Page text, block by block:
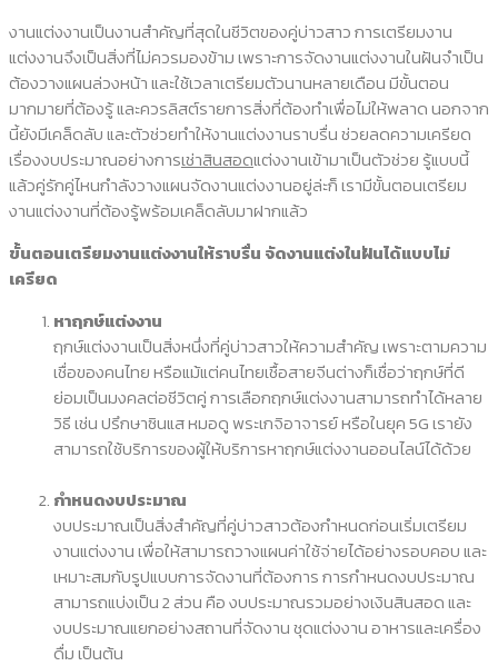
งานแต่งงานเป็นงานสำคัญที่สุดในชีวิตของคู่บ่าวสาว การเตรียมงาน
แต่งงานจึงเป็นสิ่งที่ไม่ควรมองข้าม เพราะการจัดงานแต่งงานในฝันจำเป็น
ต้องวางแผนล่วงหน้า และใช้เวลาเตรียมตัวนานหลายเดือน มีขั้นตอน
มากมายที่ต้องรู้ และควรลิสต์รายการสิ่งที่ต้องทำเพื่อไม่ให้พลาด นอกจาก
นี้ยังมีเคล็ดลับ และตัวช่วยทำให้งานแต่งงานราบรื่น ช่วยลดความเครียด
เรื่องงบประมาณอย่างการเช่าสินสอดแต่งงานเข้ามาเป็นตัวช่วย รู้แบบนี้
แล้วคู่รักคู่ไหนกำลังวางแผนจัดงานแต่งงานอยู่ล่ะก็ เรามีขั้นตอนเตรียม
งานแต่งงานที่ต้องรู้พร้อมเคล็ดลับมาฝากแล้ว
ขั้นตอนเตรียมงานแต่งงานให้ราบรื่น จัดงานแต่งในฝันได้แบบไม่
เครียด
หาฤกษ์แต่งงาน
ฤกษ์แต่งงานเป็นสิ่งหนึ่งที่คู่บ่าวสาวให้ความสำคัญ เพราะตามความ
เชื่อของคนไทย หรือแม้แต่คนไทยเชื้อสายจีนต่างก็เชื่อว่าฤกษ์ที่ดี
ย่อมเป็นมงคลต่อชีวิตคู่ การเลือกฤกษ์แต่งงานสามารถทำได้หลาย
วิธี เช่น ปรึกษาซินแส หมอดู พระเกจิอาจารย์ หรือในยุค 5G เรายัง
สามารถใช้บริการของผู้ให้บริการหาฤกษ์แต่งงานออนไลน์ได้ด้วย
กำหนดงบประมาณ
งบประมาณเป็นสิ่งสำคัญที่คู่บ่าวสาวต้องกำหนดก่อนเริ่มเตรียม
งานแต่งงาน เพื่อให้สามารถวางแผนค่าใช้จ่ายได้อย่างรอบคอบ และ
เหมาะสมกับรูปแบบการจัดงานที่ต้องการ การกำหนดงบประมาณ
สามารถแบ่งเป็น 2 ส่วน คือ งบประมาณรวมอย่างเงินสินสอด และ
งบประมาณแยกอย่างสถานที่จัดงาน ชุดแต่งงาน อาหารและเครื่อง
ดื่ม เป็นต้น